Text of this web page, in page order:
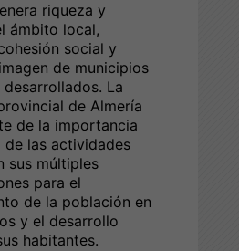
riqueza y
ámbito local,
social y
de municipios
La
de Almería
de la importancia
las actividades
sus múltiples
para el
de la población en
y el desarrollo
habitantes.